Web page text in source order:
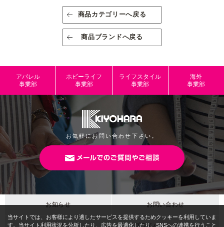
鋼
出荷単位：3
イズ
本体サイズ
JANコード 4965492079223
商品カテゴリーへ戻る
商品ブランドへ戻る
アパレル
事業部
ホビーライフ
事業部
ライフスタイル
事業部
海外
事業部
お気軽にお問い合わせ下さい。
お知らせ お問い合わせ
サイトマップ プライバシーポリシー